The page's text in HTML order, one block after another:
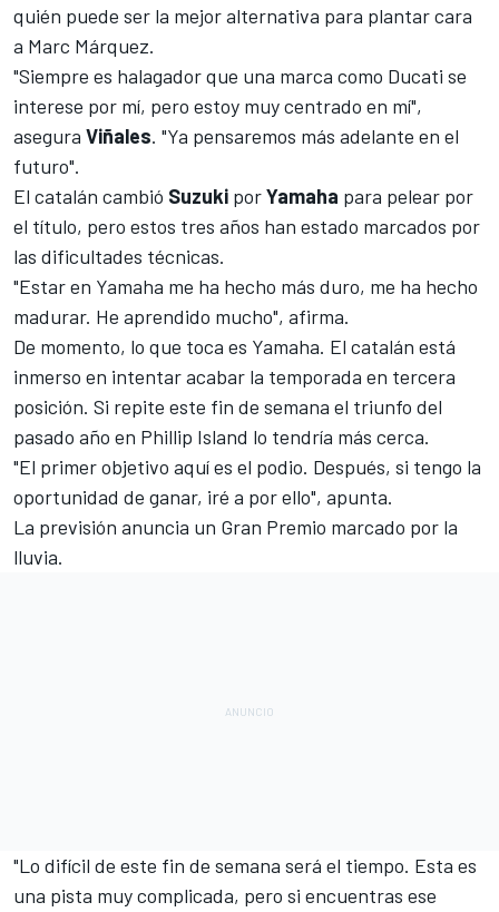
quién puede ser la mejor alternativa para plantar cara
a Marc Márquez.
"Siempre es halagador que una marca como Ducati se
interese por mí, pero estoy muy centrado en mí",
asegura Viñales. "Ya pensaremos más adelante en el
futuro".
El catalán cambió Suzuki porYamaha para pelear por
el título, pero estos tres años han estado marcados por
las dificultades técnicas.
"Estar en Yamaha me ha hecho más duro, me ha hecho
madurar. He aprendido mucho", afirma.
De momento, lo que toca es Yamaha. El catalán está
inmerso en intentar acabar la temporada en tercera
posición. Si repite este fin de semana el triunfo del
pasado año en Phillip Island lo tendría más cerca.
"El primer objetivo aquí es el podio. Después, si tengo la
oportunidad de ganar, iré a por ello", apunta.
La previsión anuncia un Gran Premio marcado por la
lluvia.
"Lo difícil de este fin de semana será el tiempo. Esta es
una pista muy complicada, pero si encuentras ese